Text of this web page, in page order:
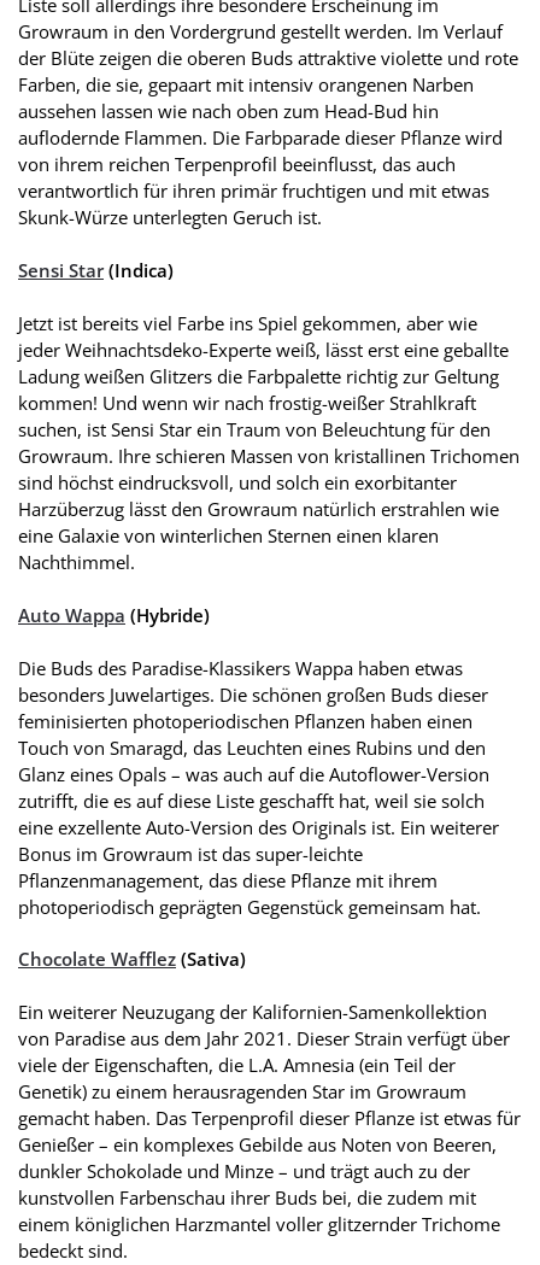
Liste soll allerdings ihre besondere Erscheinung im
Growraum in den Vordergrund gestellt werden. Im Verlauf
der Blüte zeigen die oberen Buds attraktive violette und rote
Farben, die sie, gepaart mit intensiv orangenen Narben
aussehen lassen wie nach oben zum Head-Bud hin
auflodernde Flammen. Die Farbparade dieser Pflanze wird
von ihrem reichen Terpenprofil beeinflusst, das auch
verantwortlich für ihren primär fruchtigen und mit etwas
Skunk-Würze unterlegten Geruch ist.
Sensi Star(Indica)
Jetzt ist bereits viel Farbe ins Spiel gekommen, aber wie
jeder Weihnachtsdeko-Experte weiß, lässt erst eine geballte
Ladung weißen Glitzers die Farbpalette richtig zur Geltung
kommen! Und wenn wir nach frostig-weißer Strahlkraft
suchen, ist Sensi Star ein Traum von Beleuchtung für den
Growraum. Ihre schieren Massen von kristallinen Trichomen
sind höchst eindrucksvoll, und solch ein exorbitanter
Harzüberzug lässt den Growraum natürlich erstrahlen wie
eine Galaxie von winterlichen Sternen einen klaren
Nachthimmel.
Auto Wappa (Hybride)
Die Buds des Paradise-Klassikers Wappa haben etwas
besonders Juwelartiges. Die schönen großen Buds dieser
feminisierten photoperiodischen Pflanzen haben einen
Touch von Smaragd, das Leuchten eines Rubins und den
Glanz eines Opals – was auch auf die Autoflower-Version
zutrifft, die es auf diese Liste geschafft hat, weil sie solch
eine exzellente Auto-Version des Originals ist. Ein weiterer
Bonus im Growraum ist das super-leichte
Pflanzenmanagement, das diese Pflanze mit ihrem
photoperiodisch geprägten Gegenstück gemeinsam hat.
Chocolate Wafflez (Sativa)
Ein weiterer Neuzugang der Kalifornien-Samenkollektion
von Paradise aus dem Jahr 2021. Dieser Strain verfügt über
viele der Eigenschaften, die L.A. Amnesia (ein Teil der
Genetik) zu einem herausragenden Star im Growraum
gemacht haben. Das Terpenprofil dieser Pflanze ist etwas für
Genießer – ein komplexes Gebilde aus Noten von Beeren,
dunkler Schokolade und Minze – und trägt auch zu der
kunstvollen Farbenschau ihrer Buds bei, die zudem mit
einem königlichen Harzmantel voller glitzernder Trichome
bedeckt sind.